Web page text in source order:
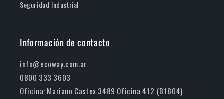
Seguridad Industrial
Información de contacto
info@ecoway.com.ar
0800 333 3603
Oficina: Mariano Castex 3489 Oficina 412 (B1804)